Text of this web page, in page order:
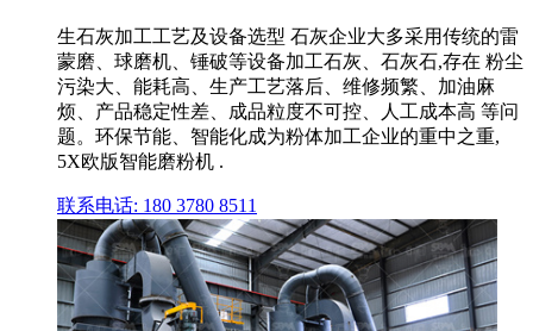
生石灰加工工艺及设备选型 石灰企业大多采用传统的雷
蒙磨、球磨机、锤破等设备加工石灰、石灰石,存在 粉尘
污染大、能耗高、生产工艺落后、维修频繁、加油麻
烦、产品稳定性差、成品粒度不可控、人工成本高 等问
题。环保节能、智能化成为粉体加工企业的重中之重,
5X欧版智能磨粉机 .
联系电话: 180 3780 8511